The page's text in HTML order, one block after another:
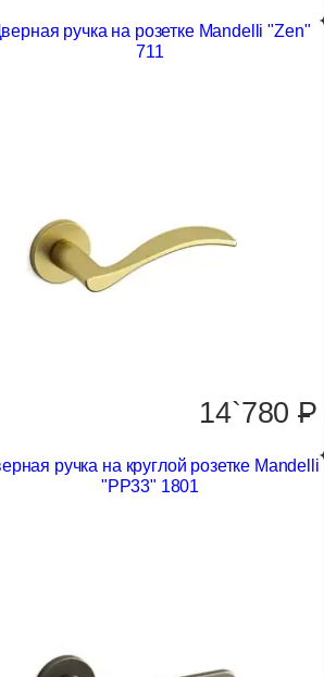
ручка на розетке Mandelli "Zen"
711
14`780P
ручка на круглой розетке Mandelli
"PP33" 1801